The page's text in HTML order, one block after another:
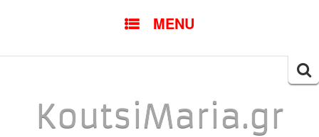
MENU
KoutsiMaria.gr